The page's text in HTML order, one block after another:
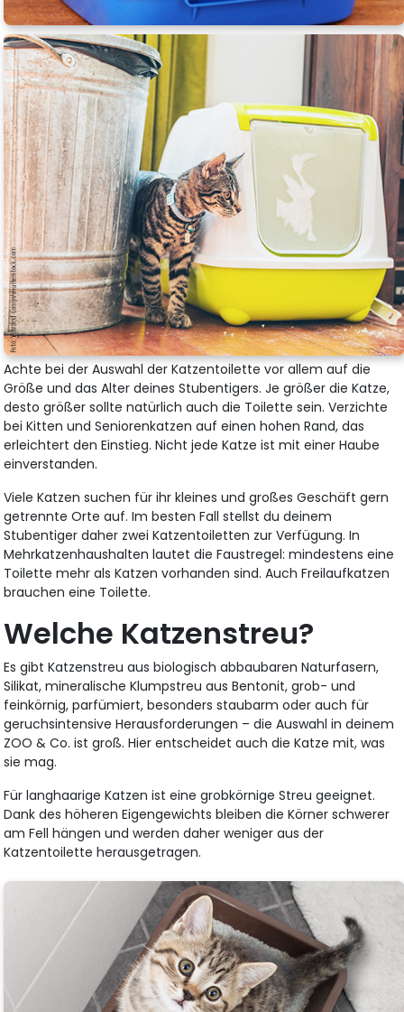
Achte bei der Auswahl der Katzentoilette vor allem auf die
Größe und das Alter deines Stubentigers. Je größer die Katze,
desto größer sollte natürlich auch die Toilette sein. Verzichte
bei Kitten und Seniorenkatzen auf einen hohen Rand, das
erleichtert den Einstieg. Nicht jede Katze ist mit einer Haube
einverstanden.
Viele Katzen suchen für ihr kleines und großes Geschäft gern
getrennte Orte auf. Im besten Fall stellst du deinem
Stubentiger daher zwei Katzentoiletten zur Verfügung. In
Mehrkatzenhaushalten lautet die Faustregel: mindestens eine
Toilette mehr als Katzen vorhanden sind. Auch Freilaufkatzen
brauchen eine Toilette.
Welche Katzenstreu?
Es gibt Katzenstreu aus biologisch abbaubaren Naturfasern,
Silikat, mineralische Klumpstreu aus Bentonit, grob- und
feinkörnig, parfümiert, besonders staubarm oder auch für
geruchsintensive Herausforderungen – die Auswahl in deinem
ZOO & Co. ist groß. Hier entscheidet auch die Katze mit, was
sie mag.
Für langhaarige Katzen ist eine grobkörnige Streu geeignet.
Dank des höheren Eigengewichts bleiben die Körner schwerer
am Fell hängen und werden daher weniger aus der
Katzentoilette herausgetragen.